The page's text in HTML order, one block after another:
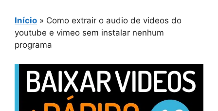
Início » Como extrair o audio de videos do
youtube e vimeo sem instalar nenhum
programa